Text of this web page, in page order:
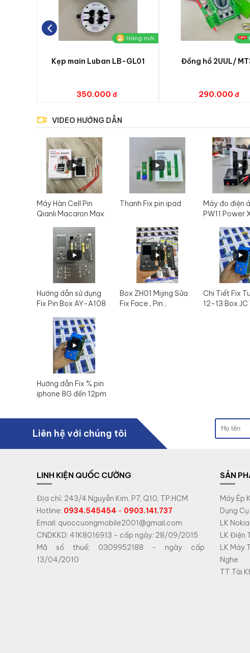
Hàng mới
Kẹp main Luban LB-GL01
350.000
Đồng hồ 2UUL/
290.000
VIDEO HƯỚNG DẪN
Máy Hàn Cell Pin
Qianli Macaron Max
Thanh Fix pin ipad
Máy đo điện
PW11 Power
Hướng dẫn sử dụng
Fix Pin Box AY-A108
nhất 2023
Box ZH01 Mijing Sửa
Fix Face , Pin ,
Chi Tiết Fix
12-13 Box JC
Hướng dẫn Fix % pin
iphone 8G đến 12pm
Liên hệ với chúng tôi
LINH KIỆN QUỐC CƯỜNG
Địa chỉ: 243/4 Nguyễn Kim, P7, Q10, TP.HCM
Hotline: 0934.545454 - 0903.141.737
Email: quoccuongmobile2001@gmail.com
CNDKKD: 41K8016913 - cấp ngày: 28/09/2015
Mã số thuế: 0309952188 - ngày cấp
13/04/2010
SẢN
Máy Ép
Dụng
LK
LK Điện
LK Máy
Nghe
TT Tài